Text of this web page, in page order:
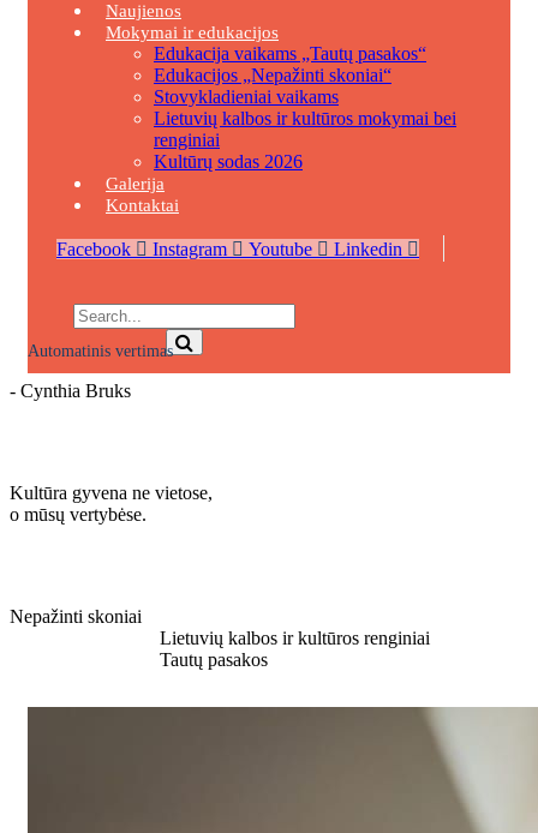
Naujienos
Mokymai ir edukacijos
Edukacija vaikams „Tautų pasakos“
Edukacijos „Nepažinti skoniai“
Stovykladieniai vaikams
Lietuvių kalbos ir kultūros mokymai bei
renginiai
Kultūrų sodas 2026
Galerija
Kontaktai
Facebook Instagram Youtube Linkedin
Automatinis vertimas
- Cynthia Bruks
Kultūra gyvena ne vietose,
o mūsų vertybėse.
Nepažinti skoniai
Lietuvių kalbos ir kultūros renginiai
Tautų pasakos